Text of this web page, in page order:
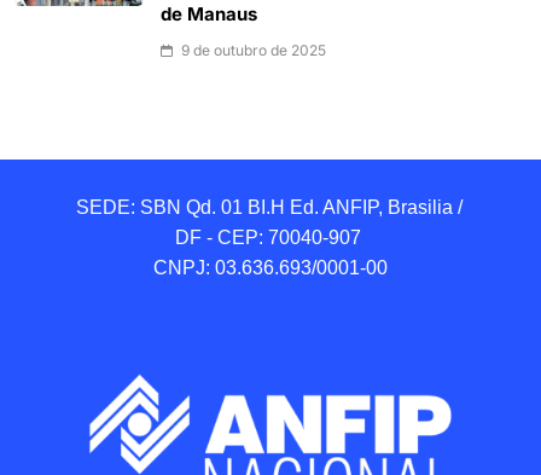
de Manaus
9 de outubro de 2025
SEDE: SBN Qd. 01 BI.H Ed. ANFIP, Brasilia /
DF - CEP: 70040-907
CNPJ: 03.636.693/0001-00